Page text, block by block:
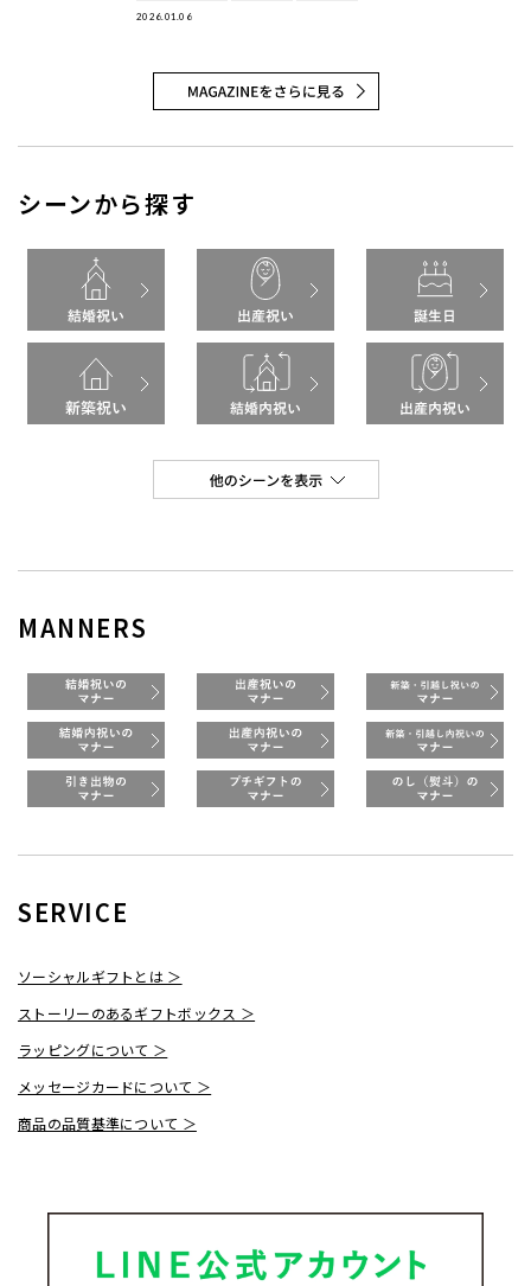
2026.01.06
シーンから探す
MANNERS
SERVICE
ソーシャルギフトとは ＞
ストーリーのあるギフトボックス ＞
ラッピングについて ＞
メッセージカードについて ＞
商品の品質基準について ＞